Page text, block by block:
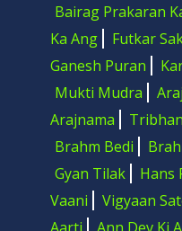
Bairag Prakaran
Ka Ang
Futkar
Ganesh Puran
Mukti Mudra
Arajnama
Brahm Bedi
Gyan Tilak
Hans
Vaani
Vigyaan